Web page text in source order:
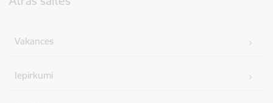
Vakances
Iepirkumi